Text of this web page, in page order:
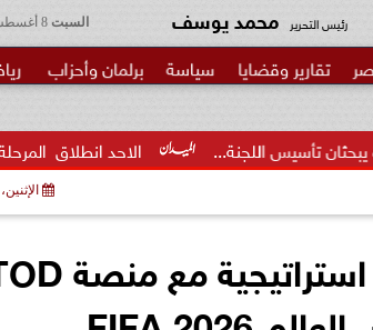
السبت رئيس التحرير محمد يوسف
تقارير وقضايا سياسة برلمان وأحزاب
الاحد انطلاق  المرحلة الاولى
الإثنين، 8 يونيو 2026